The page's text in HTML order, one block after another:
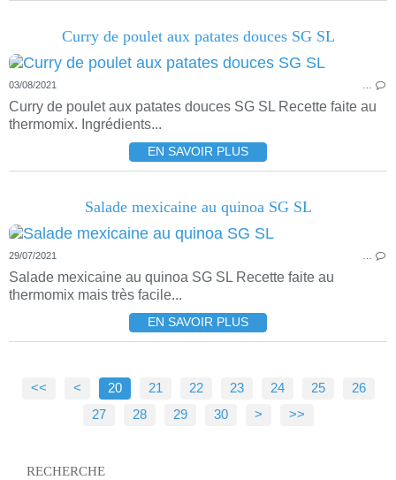
Curry de poulet aux patates douces SG SL
03/08/2021
Curry de poulet aux patates douces SG SL Recette faite au
thermomix. Ingrédients...
EN SAVOIR PLUS
Salade mexicaine au quinoa SG SL
29/07/2021
Salade mexicaine au quinoa SG SL Recette faite au
thermomix mais très facile...
EN SAVOIR PLUS
<< < 10
20 21 22 23 24 25
26
27
28 29 30 > >>
RECHERCHE